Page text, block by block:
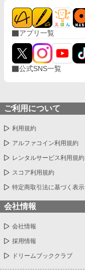
アプリ一覧
公式SNS一覧
ご利用について
利用規約
アルファコイン利用規約
レンタルサービス利用規約
スコア利用規約
特定商取引法に基づく表示
会社情報
会社情報
採用情報
ドリームブッククラブ